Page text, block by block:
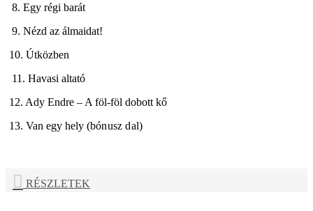
8. Egy régi barát
9. Nézd az álmaidat!
10. Útközben
11. Havasi altató
12. Ady Endre – A föl-föl dobott kő
13. Van egy hely (bónusz dal)
RÉSZLETEK